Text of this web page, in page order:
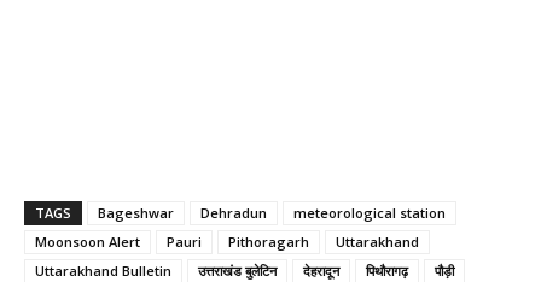
TAGS Bageshwar Dehradun
meteorological station
Moonsoon Alert
Pauri Pithoragarh
Uttarakhand
Uttarakhand Bulletin
उत्तराखंड बुलेटिन देहरादून पिथौरागढ़ पौड़ी